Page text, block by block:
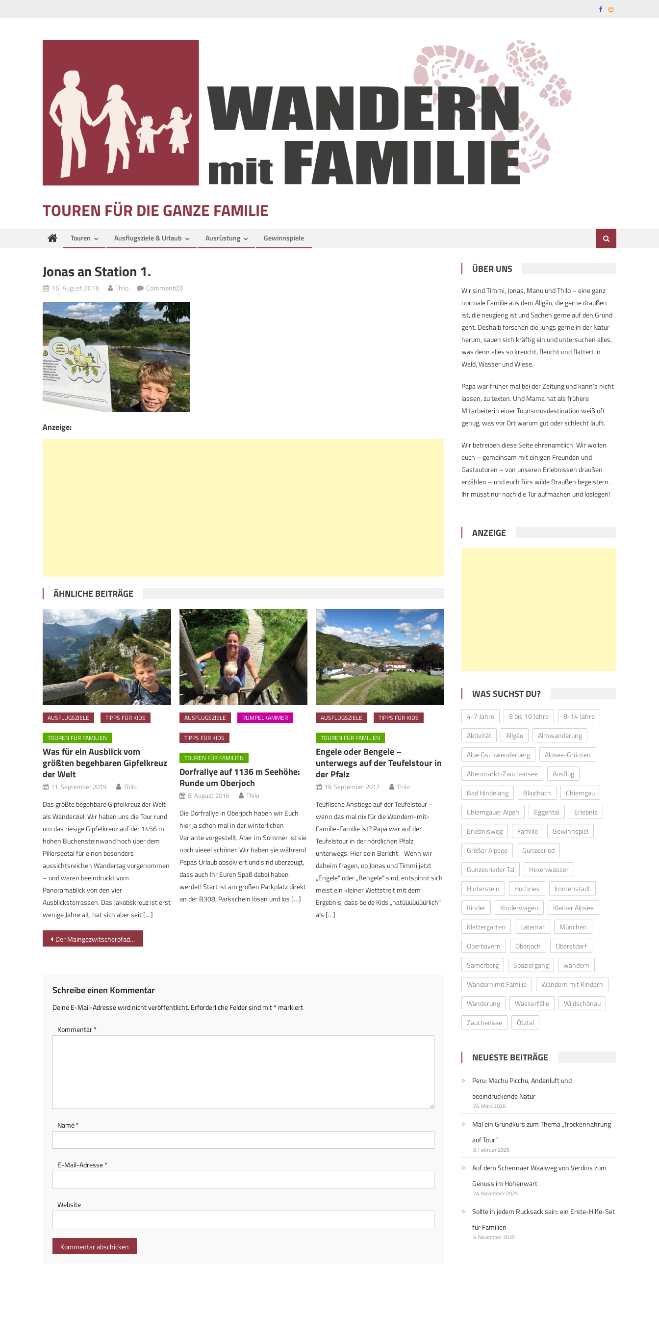
TOUREN FÜR DIE GANZE FAMILIE
Touren Ausflugsziele & Urlaub Ausrüstung Gewinnspiele
Jonas an Station 1.
16. August 2016 Thilo Comment(0)
Anzeige:
ÄHNLICHE BEITRÄGE
AUSFLUGSZIELE TIPPS FÜR KIDS
TOUREN FÜR FAMILIEN
Was für ein Ausblick vom
größten begehbaren Gipfelkreuz
der Welt
11. September 2019 Thilo
Das größte begehbare Gipfelkreuz der Welt
als Wanderziel. Wir haben uns die Tour rund
um das riesige Gipfelkreuz auf der 1456 m
hohen Buchensteinwand hoch über dem
Pillerseetal für einen besonders
aussichtsreichen Wandertag vorgenommen
– und waren beeindruckt vom
Panoramablick von den vier
Ausblicksterrassen. Das Jakobskreuz ist erst
wenige Jahre alt, hat sich aber seit […]
AUSFLUGSZIELE RUMPELKAMMER
TIPPS FÜR KIDS
TOUREN FÜR FAMILIEN
Dorfrallye auf 1136 m Seehöhe:
Runde um Oberjoch
8. August 2016 Thilo
Die Dorfrallye in Oberjoch haben wir Euch
hier ja schon mal in der winterlichen
Variante vorgestellt. Aber im Sommer ist sie
noch vieeel schöner. Wir haben sie während
Papas Urlaub absolviert und sind überzeugt,
dass auch Ihr Euren Spaß dabei haben
werdet! Start ist am großen Parkplatz direkt
an der B308, Parkschein lösen und los […]
AUSFLUGSZIELE TIPPS FÜR KIDS
TOUREN FÜR FAMILIEN
Engele oder Bengele –
unterwegs auf der Teufelstour in
der Pfalz
19. September 2017 Thilo
Teuflische Anstiege auf der Teufelstour –
wenn das mal nix für die Wandern-mit-
Familie-Familie ist? Papa war auf der
Teufelstour in der nördlichen Pfalz
unterwegs. Hier sein Bericht: Wenn wir
daheim fragen, ob Jonas und Timmi jetzt
„Engele“ oder „Bengele“ sind, entspinnt sich
meist ein kleiner Wettstreit mit dem
Ergebnis, dass beide Kids „natüüüüüüürlich“
als […]
Beitragsnavigation
Der Maingezwitscherpfad am Obermain
Schreibe einen Kommentar
Deine E-Mail-Adresse wird nicht veröffentlicht. Erforderliche Felder sind mit*markiert
Kommentar*
Name*
E-Mail-Adresse*
Website
ÜBER UNS
Wir sind Timmi, Jonas, Manu und Thilo – eine ganz
normale Familie aus dem Allgäu, die gerne draußen
ist, die neugierig ist und Sachen gerne auf den Grund
geht. Deshalb forschen die Jungs gerne in der Natur
herum, sauen sich kräftig ein und untersuchen alles,
was denn alles so kreucht, fleucht und flattert in
Wald, Wasser und Wiese.
Papa war früher mal bei der Zeitung und kann’s nicht
lassen, zu texten. Und Mama hat als frühere
Mitarbeiterin einer Tourismusdestination weiß oft
genug, was vor Ort warum gut oder schlecht läuft.
Wir betreiben diese Seite ehrenamtlich. Wir wollen
euch – gemeinsam mit einigen Freunden und
Gastautoren – von unseren Erlebnissen draußen
erzählen – und euch fürs wilde Draußen begeistern.
Ihr müsst nur noch die Tür aufmachen und loslegen!
ANZEIGE
WAS SUCHST DU?
4-7 Jahre 8 bis 10 Jahre
8-14 Jahre
Aktivität
Allgäu
Almwanderung
Alpe Gschwenderberg
Alpsee-Grünten
Altenmarkt-Zauchensee
Ausflug
Bad Hindelang
Blaichach
Chiemgau
Chiemgauer Alpen
Eggental
Erlebnis
Erlebnisweg
Familie
Gewinnspiel
Großer Alpsee
Gunzesried
Gunzesrieder Tal
Hexenwasser
Hinterstein
Hochries
Immenstadt
Kinder
Kinderwagen
Kleiner Alpsee
Klettergarten
Latemar
München
Oberbayern
Oberjoch
Oberstdorf
Samerberg
Spaziergang
wandern
Wandern mit Familie
Wandern mit Kindern
Wanderung
Wasserfälle
Wildschönau
Zauchensee
Ötztal
NEUESTE BEITRÄGE
Peru: Machu Picchu, Andenluft und
beeindruckende Natur
24. März 2026
Mal ein Grundkurs zum Thema „Trockennahrung
auf Tour“
9. Februar 2026
Auf dem Schennaer Waalweg von Verdins zum
Genuss im Hohenwart
24. November 2025
Sollte in jedem Rucksack sein: ein Erste-Hilfe-Set
für Familien
6. November 2025